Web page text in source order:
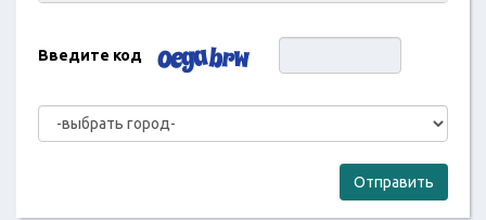
Введите код
Отправить